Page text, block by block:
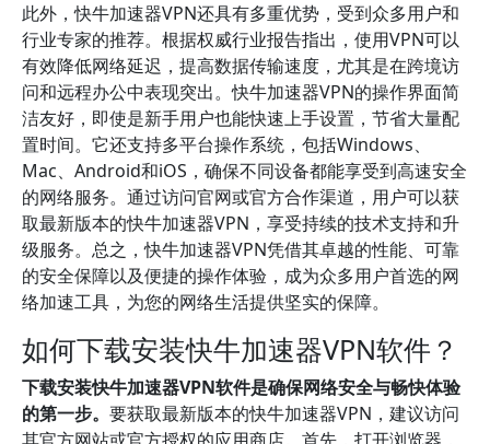
此外，快牛加速器VPN还具有多重优势，受到众多用户和
行业专家的推荐。根据权威行业报告指出，使用VPN可以
有效降低网络延迟，提高数据传输速度，尤其是在跨境访
问和远程办公中表现突出。快牛加速器VPN的操作界面简
洁友好，即使是新手用户也能快速上手设置，节省大量配
置时间。它还支持多平台操作系统，包括Windows、
Mac、Android和iOS，确保不同设备都能享受到高速安全
的网络服务。通过访问官网或官方合作渠道，用户可以获
取最新版本的快牛加速器VPN，享受持续的技术支持和升
级服务。总之，快牛加速器VPN凭借其卓越的性能、可靠
的安全保障以及便捷的操作体验，成为众多用户首选的网
络加速工具，为您的网络生活提供坚实的保障。
如何下载安装快牛加速器VPN软件？
下载安装快牛加速器VPN软件是确保网络安全与畅快体验
的第一步。 要获取最新版本的快牛加速器VPN，建议访问